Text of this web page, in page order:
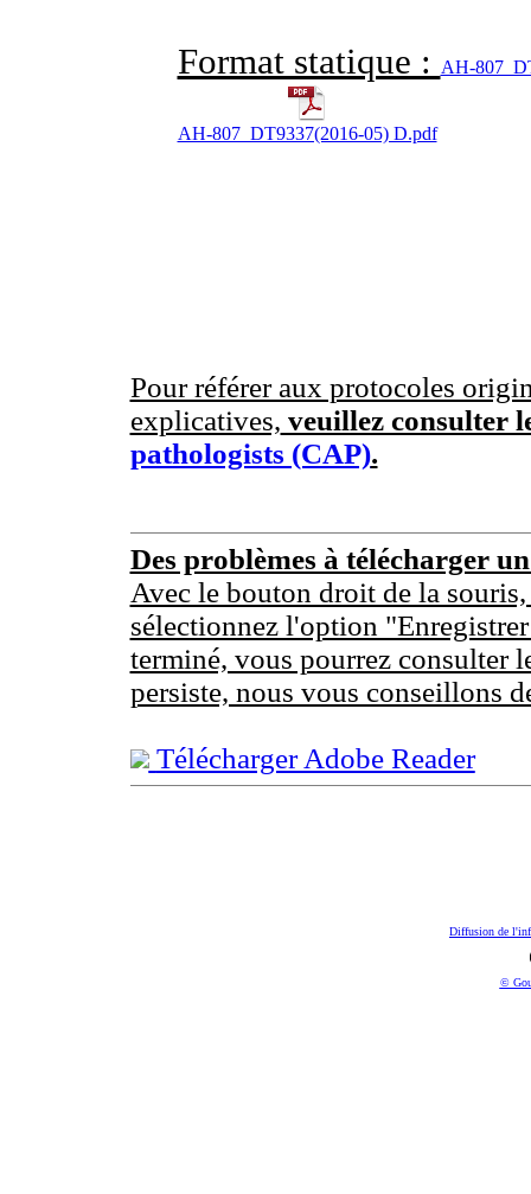
Format statique : AH-
AH-807_DT9337(2016-05) D.pdf
Pour référer aux protocoles
explicatives, veuillez consulter
pathologists (CAP).
Des problèmes à télécharger
Avec le bouton droit de la
sélectionnez l'option
terminé, vous pourrez consulter
persiste, nous vous conseillons
Télécharger Adobe Reader
Diffusion de
©